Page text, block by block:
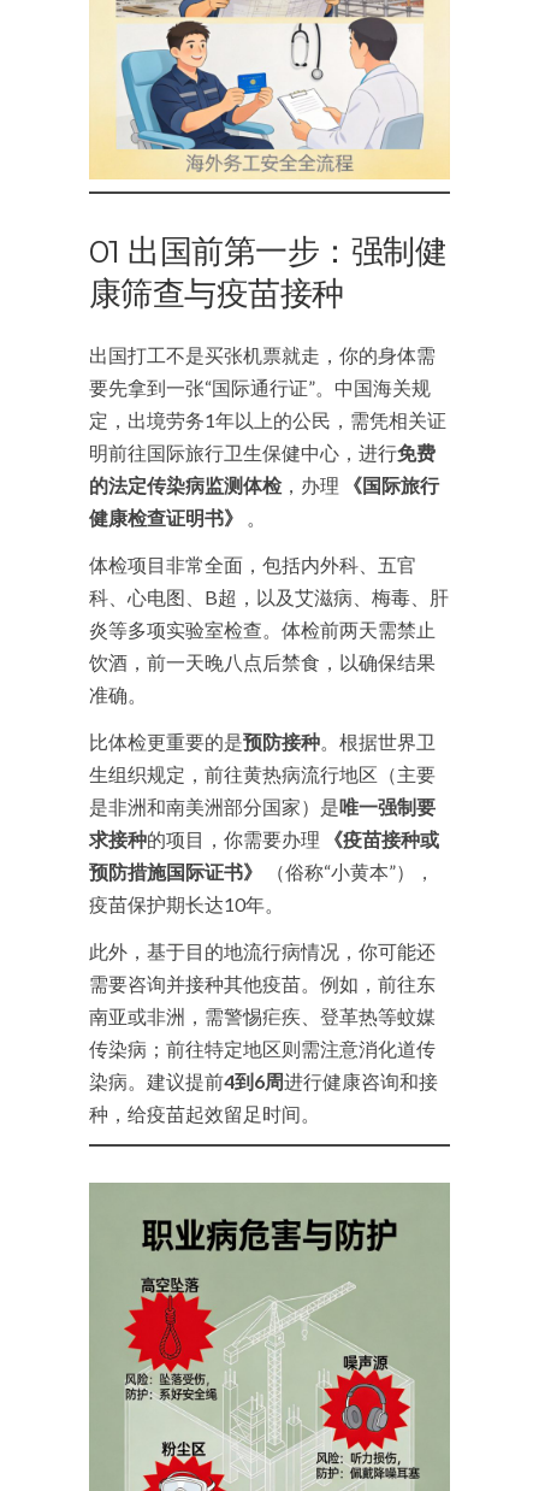
01 出国前第一步：强制健
康筛查与疫苗接种
出国打工不是买张机票就走，你的身体需
要先拿到一张“国际通行证”。中国海关规
定，出境劳务1年以上的公民，需凭相关证
明前往国际旅行卫生保健中心，进行免费
的法定传染病监测体检，办理
《国际旅行
健康检查证明书》
。
体检项目非常全面，包括内外科、五官
科、心电图、B超，以及艾滋病、梅毒、肝
炎等多项实验室检查。体检前两天需禁止
饮酒，前一天晚八点后禁食，以确保结果
准确。
比体检更重要的是预防接种。根据世界卫
生组织规定，前往黄热病流行地区（主要
是非洲和南美洲部分国家）是唯一强制要
求接种的项目，你需要办理
《疫苗接种或
预防措施国际证书》
（俗称“小黄本”），
疫苗保护期长达10年。
此外，基于目的地流行病情况，你可能还
需要咨询并接种其他疫苗。例如，前往东
南亚或非洲，需警惕疟疾、登革热等蚊媒
传染病；前往特定地区则需注意消化道传
染病。建议提前4到6周进行健康咨询和接
种，给疫苗起效留足时间。